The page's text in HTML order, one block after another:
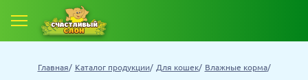
Главная Каталог продукции Для кошек Влажные корма